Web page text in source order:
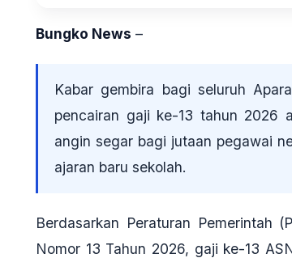
Bungko News –
Kabar gembira bagi seluruh
pencairan gaji ke-13 tahun 2026
angin segar bagi jutaan pegawai
ajaran baru sekolah.
Berdasarkan Peraturan Pemerintah
Nomor 13 Tahun 2026, gaji ke-13